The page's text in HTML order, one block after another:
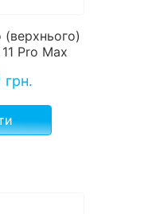
(верхнього)
Pro Max
грн.